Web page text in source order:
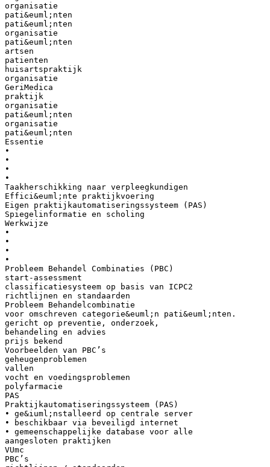
organisatie
pati&euml;nten
pati&euml;nten
organisatie
pati&euml;nten
artsen
patienten
huisartspraktijk
organisatie
GeriMedica
praktijk
organisatie
pati&euml;nten
organisatie
pati&euml;nten
Essentie
•
•
•
•
Taakherschikking naar verpleegkundigen
Effici&euml;nte praktijkvoering
Eigen praktijkautomatiseringssysteem (PAS)
Spiegelinformatie en scholing
Werkwijze
•
•
•
•
Probleem Behandel Combinaties (PBC)
start-assessment
classificatiesysteem op basis van ICPC2
richtlijnen en standaarden
Probleem Behandelcombinatie
voor omschreven categorie&euml;n pati&euml;nten.
gericht op preventie, onderzoek,
behandeling en advies
prijs bekend
Voorbeelden van PBC’s
geheugenproblemen
vallen
vocht en voedingsproblemen
polyfarmacie
PAS
Praktijkautomatiseringssysteem (PAS)
• ge&iuml;nstalleerd op centrale server
• beschikbaar via beveiligd internet
• gemeenschappelijke database voor alle
aangesloten praktijken
VUmc
PBC’s